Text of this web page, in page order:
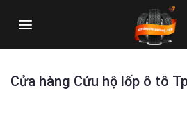
Cửa hàng Cứu hộ lốp ô tô